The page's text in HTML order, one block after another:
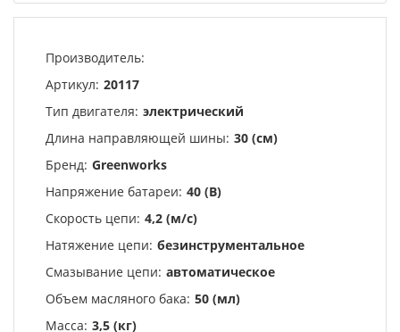
Производитель:
Артикул: 20117
Тип двигателя: электрический
Длина направляющей шины: 30 (см)
Бренд: Greenworks
Напряжение батареи: 40 (В)
Скорость цепи: 4,2 (м/с)
Натяжение цепи: безинструментальное
Смазывание цепи: автоматическое
Объем масляного бака: 50 (мл)
Масса: 3,5 (кг)